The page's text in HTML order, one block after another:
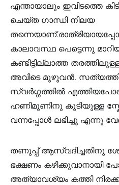
എന്തായാലും ഇവിടത്തെ
ചെയ്ത ഗാന്ധി നിലയ
കാലാവസ്ഥ പെട്ടെന്നു
കണ്ടിട്ടില്ലാത്ത
അവിടെ മുഴുവൻ.
സ്വർഗ്ഗത്തിൽ
ഹണിമൂണിനു കൂടിയുള്ള
വന്നപ്പോൾ ലഭിച്ചു എന്നു
തണുപ്പ് ആസ്വദിച്ചതിനു
ഭക്ഷണം കഴിക്കുവാനായി
അത്യാവശ്യം കത്തി